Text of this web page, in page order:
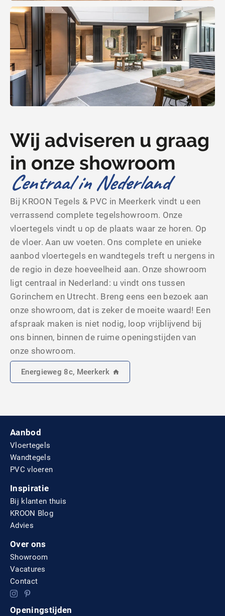
Wij adviseren u graag
in onze showroom
Centraal in Nederland
Bij KROON Tegels & PVC in Meerkerk vindt u een
verrassend complete tegelshowroom. Onze
vloertegels vindt u op de plaats waar ze horen. Op
de vloer. Aan uw voeten. Ons complete en unieke
aanbod vloertegels en wandtegels treft u nergens in
de regio in deze hoeveelheid aan. Onze showroom
ligt centraal in Nederland: u vindt ons tussen
Gorinchem en Utrecht. Breng eens een bezoek aan
onze showroom, dat is zeker de moeite waard! Een
afspraak maken is niet nodig, loop vrijblijvend bij
ons binnen, binnen de ruime openingstijden van
onze showroom.
Energieweg 8c, Meerkerk
Aanbod
Vloertegels
Wandtegels
PVC vloeren
Inspiratie
Bij klanten thuis
KROON Blog
Advies
Over ons
Showroom
Vacatures
Contact
Openingstijden